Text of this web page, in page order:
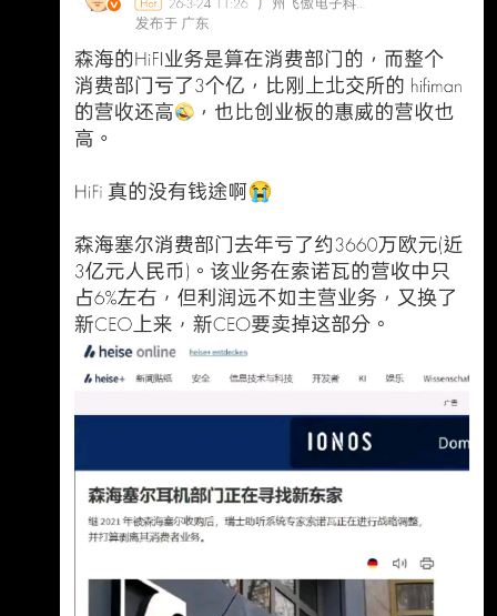
宣布計劃出售其Sennheiser消費音頻業務,並制定
了到2031 財年實現60億瑞士法郎收入的目標。
Sonova表示,2025-26財年的銷售